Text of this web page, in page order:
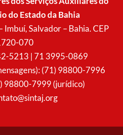
b
o
o
k
a
p
p
u
b
e
do Estado da Bahia
Imbuí, Salvador – Bahia. CEP
070
5213 | 71 3995-0869
(71) 98800-7996
98800-7999 (jurídico)